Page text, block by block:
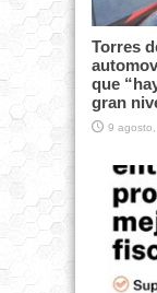
Torres
que
gran
9